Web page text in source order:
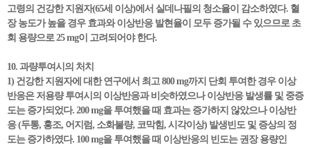
고령의 건강한 지원자(65세 이상)에서 실데나필의 청소율이 감소하였다. 혈
장 농도가 높을 경우 효과와 이상반응 발현율이 모두 증가될 수 있으므로 초
회 용량으로 25 mg이 고려되어야 한다.
10. 과량투여시의 처치
1) 건강한 지원자에 대한 연구에서 최고 800 mg까지 단회 투여한 경우 이상
반응은 저용량 투여시의 이상반응과 비슷하였으나 이상반응 발생률 및 중증
도는 증가되었다. 200 mg을 투여했을 때 효과는 증가하지 않았으나 이상반
응 (두통, 홍조, 어지럼, 소화불량, 코막힘, 시각이상) 발생빈도 및 증상의 정
도는 증가하였다. 100 mg을 투여했을 때 이상반응의 빈도는 권장 용량인